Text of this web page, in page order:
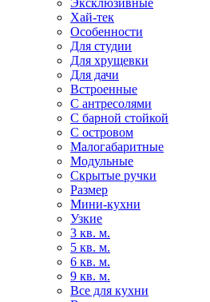
Эксклюзивные
Хай-тек
Особенности
Для студии
Для хрущевки
Для дачи
Встроенные
С антресолями
С барной стойкой
С островом
Малогабаритные
Модульные
Скрытые ручки
Размер
Мини-кухни
Узкие
3 кв. м.
5 кв. м.
6 кв. м.
9 кв. м.
Все для кухни